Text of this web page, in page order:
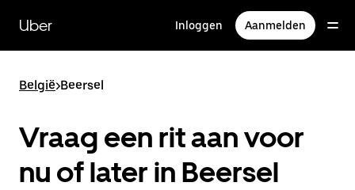
naar
hoofdinhoud
Uber Inloggen Aanmelden
België>Beersel
Vraag een rit aan voor
nu of later in Beersel